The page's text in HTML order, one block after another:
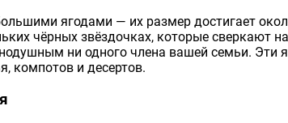
ягодами — их размер достигает
чёрных звёздочках, которые сверкают
ни одного члена вашей семьи.
компотов и десертов.